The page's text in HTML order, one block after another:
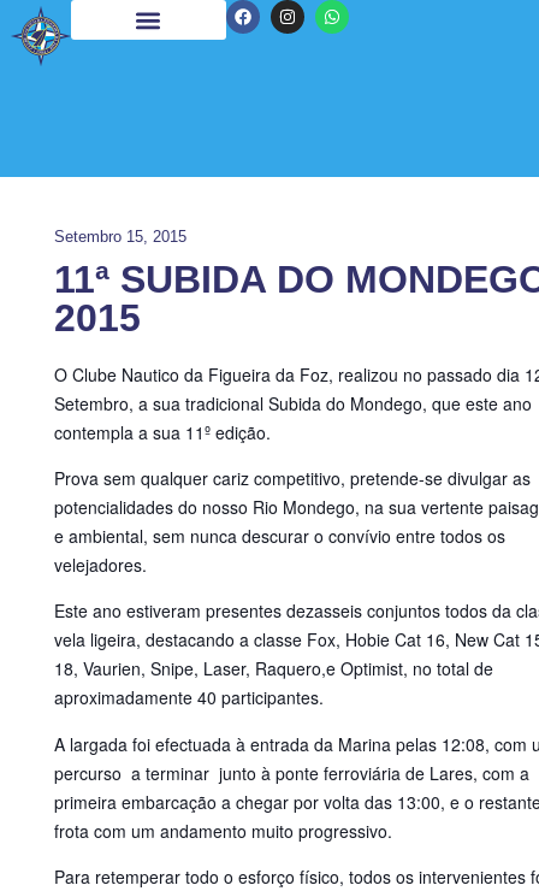
Setembro 15, 2015
11ª SUBIDA DO
2015
O Clube Nautico da Figueira da Foz, realizou no passado dia
Setembro, a sua tradicional Subida do Mondego, que este ano
contempla a sua 11º edição.
Prova sem qualquer cariz competitivo, pretende-se divulgar as
potencialidades do nosso Rio Mondego, na sua vertente
e ambiental, sem nunca descurar o convívio entre todos os
velejadores.
Este ano estiveram presentes dezasseis conjuntos todos da
vela ligeira, destacando a classe Fox, Hobie Cat 16, New Cat
18, Vaurien, Snipe, Laser, Raquero,e Optimist, no total de
aproximadamente 40 participantes.
A largada foi efectuada à entrada da Marina pelas 12:08, com
percurso a terminar junto à ponte ferroviária de Lares, com a
primeira embarcação a chegar por volta das 13:00, e o
frota com um andamento muito progressivo.
Para retemperar todo o esforço físico, todos os intervenientes